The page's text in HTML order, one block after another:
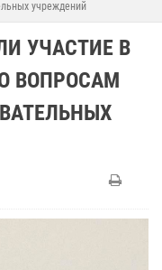
учреждений
УЧАСТИЕ В
ВОПРОСАМ